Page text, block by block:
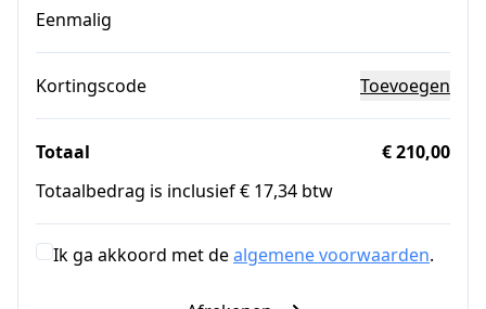
Eenmalig
Kortingscode Toevoegen
Totaal
€ 210,00
Totaalbedrag is inclusief € 17,34 btw
Ik ga akkoord met dealgemene voorwaarden.